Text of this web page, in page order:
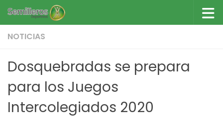
Saltar al contenido
NOTICIAS
Dosquebradas se prepara
para los Juegos
Intercolegiados 2020